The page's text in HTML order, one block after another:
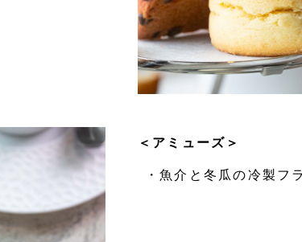
＜アミューズ＞
・魚介と冬瓜の冷製フ